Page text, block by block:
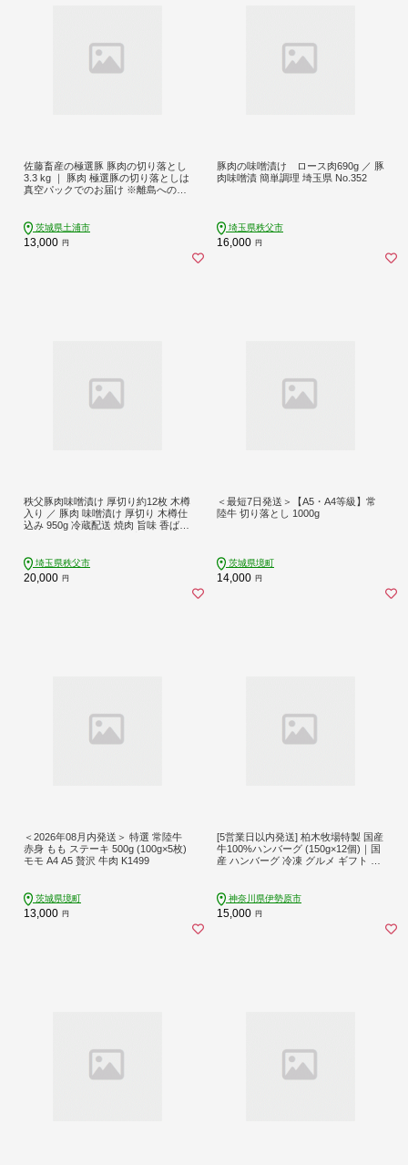
佐藤畜産の極選豚 豚肉の切り落とし
3.3 kg ｜ 豚肉 極選豚の切り落としは
真空パックでのお届け ※離島への配
茨城県土浦市
13,000 円
豚肉の味噌漬け ロース肉690g ／ 豚
肉味噌漬 簡単調理 埼玉県 No.352
埼玉県秩父市
16,000 円
秩父豚肉味噌漬け 厚切り約12枚 木樽
入り ／ 豚肉 味噌漬け 厚切り 木樽仕
込み 950g 冷蔵配送 焼肉 旨味 香ばし
気 埼玉県 No.420
埼玉県秩父市
20,000 円
＜最短7日発送＞【A5・A4等級】常
陸牛 切り落とし 1000g
茨城県境町
14,000 円
＜2026年08月内発送＞ 特選 常陸牛
赤身 もも ステーキ 500g (100g×5枚)
モモ A4 A5 贅沢 牛肉 K1499
茨城県境町
13,000 円
[5営業日以内発送] 柏木牧場特製 国産
牛100%ハンバーグ (150g×12個)｜国
産 ハンバーグ 冷凍 グルメ ギフト お
神奈川県伊勢原市
15,000 円